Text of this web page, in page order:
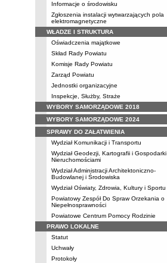
Informacje o środowisku
Zgłoszenia instalacji wytwarzających pola
elektromagnetyczne
WŁADZE I STRUKTURA
Oświadczenia majątkowe
Skład Rady Powiatu
Komisje Rady Powiatu
Zarząd Powiatu
Jednostki organizacyjne
Inspekcje, Służby, Straże
WYBORY SAMORZĄDOWE 2018
WYBORY SAMORZĄDOWE 2024
SPRAWY DO ZAŁATWIENIA
Wydział Komunikacji i Transportu
Wydział Geodezji, Kartografii i Gospodarki
Nieruchomościami
Wydział Administracji Architektoniczno-
Budowlanej i Środowiska
Wydział Oświaty, Zdrowia, Kultury i Sportu
Powiatowy Zespół Do Spraw Orzekania o
Niepełnosprawności
Powiatowe Centrum Pomocy Rodzinie
PRAWO LOKALNE
Statut
Uchwały
Protokoły